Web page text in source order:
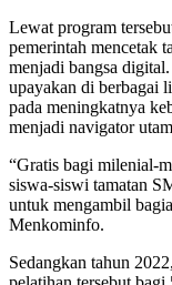
Lewat program
pemerintah mencetak
menjadi bangsa
upayakan di berbagai
pada meningkatnya
menjadi navigator
“Gratis bagi milenial-
siswa-siswi tamatan
untuk mengambil
Menkominfo.
Sedangkan tahun